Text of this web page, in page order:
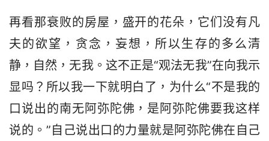
再看那衰败的房屋，盛开的花朵，它们没有凡
夫的欲望，贪念，妄想，所以生存的多么清
静，自然，无我。这不正是“观法无我”在向我示
显吗？所以我一下就明白了，为什么“不是我的
口说出的南无阿弥陀佛，是阿弥陀佛要我这样
说的。”自己说出口的力量就是阿弥陀佛在自己